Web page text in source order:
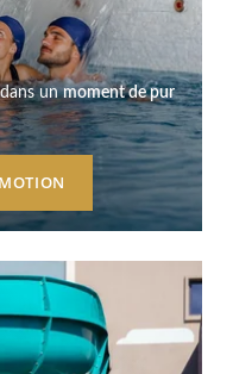
dans unmoment de pur